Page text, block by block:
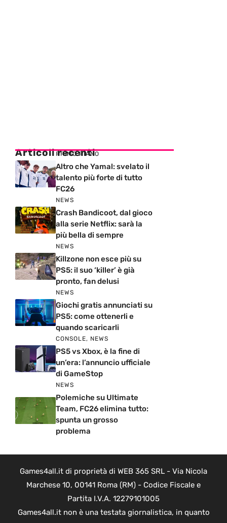
Articoli recenti
PRIMO PIANO
Altro che Yamal: svelato il
talento più forte di tutto
FC26
NEWS
Crash Bandicoot, dal gioco
alla serie Netflix: sarà la
più bella di sempre
NEWS
Killzone non esce più su
PS5: il suo ‘killer’ è già
pronto, fan delusi
NEWS
Giochi gratis annunciati su
PS5: come ottenerli e
quando scaricarli
CONSOLE, NEWS
PS5 vs Xbox, è la fine di
un’era: l’annuncio ufficiale
di GameStop
NEWS
Polemiche su Ultimate
Team, FC26 elimina tutto:
spunta un grosso
problema
Games4all.it di proprietà di WEB 365 SRL - Via Nicola
Marchese 10, 00141 Roma (RM) - Codice Fiscale e
Partita I.V.A. 12279101005
Games4all.it non è una testata giornalistica, in quanto